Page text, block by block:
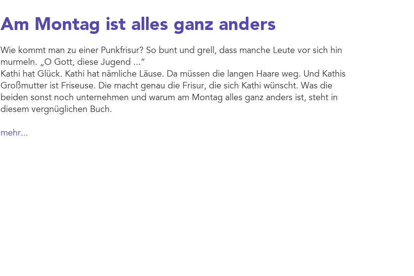
Am Montag ist alles ganz anders
Wie kommt man zu einer Punkfrisur? So bunt und grell, dass manche Leute vor sich hin
murmeln. „O Gott, diese Jugend ...“
Kathi hat Glück. Kathi hat nämliche Läuse. Da müssen die langen Haare weg. Und Kathis
Großmutter ist Friseuse. Die macht genau die Frisur, die sich Kathi wünscht. Was die
beiden sonst noch unternehmen und warum am Montag alles ganz anders ist, steht in
diesem vergnüglichen Buch.
mehr...